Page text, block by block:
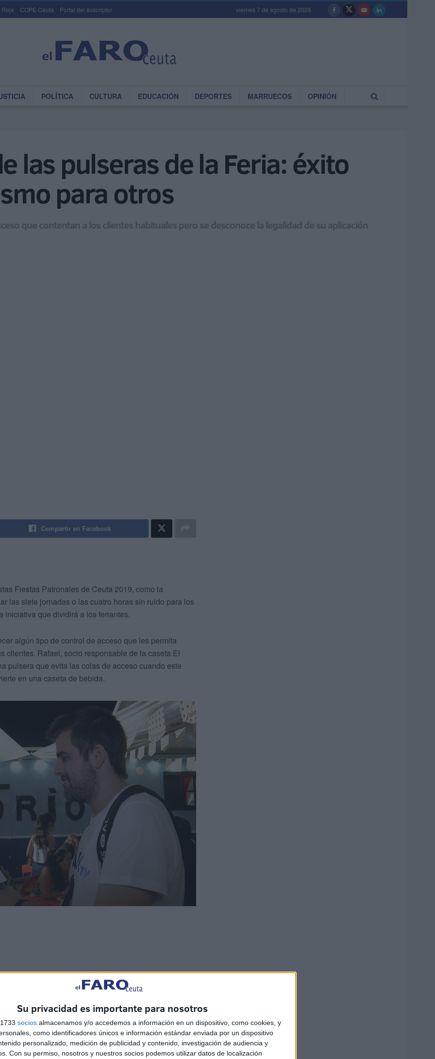
Su privacidad es importante para nosotros
socios almacenamos y/o accedemos a información en un dispositivo, como cookies, y
como identificadores únicos e información estándar enviada por un dispositivo
personalizado, medición de publicidad y contenido, investigación de audiencia y
Con su permiso, nosotros y nuestros socios podemos utilizar datos de localización
Roja COPE Ceuta Portal del suscriptor viernes 7 de agosto de 2026
POLÍTICA CULTURA EDUCACIÓN DEPORTES MARRUECOS OPINIÓN
las pulseras de la Feria: éxito
para otros
que contentan a los clientes habituales pero se desconoce la legalidad de su aplicación
Compartir en Facebook
Fiestas Patronales de Ceuta 2019, como la
las siete jornadas o las cuatro horas sin ruido para los
iniciativa que dividirá a los feriantes.
algún tipo de control de acceso que les permita
clientes. Rafael, socio responsable de la caseta El
pulsera que evita las colas de acceso cuando este
en una caseta de bebida.
de nuestros clientes habituales que se
ha explicado. Esta pulsera podía adquirirse por 15
prioritario al local, al tiempo que se le invitaba
antes del comienzo de las Fiestas Patronales. ¿Y
tener más espacio el año que viene”, ha zanjado